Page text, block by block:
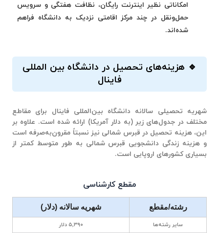
امکاناتی نظیر اینترنت رایگان، نظافت هفتگی و سرویس
حمل‌ونقل در چند مرکز اقامتی نزدیک به دانشگاه فراهم
شده‌اند.
🔹 هزینه‌های تحصیل در دانشگاه بین المللی
فاینال
شهریه تحصیلی سالانه دانشگاه بین‌المللی فاینال برای مقاطع
مختلف در جدول‌های زیر (به دلار آمریکا) ارائه شده است. علاوه بر
این، هزینه تحصیل در قبرس شمالی نیز نسبتاً مقرون‌به‌صرفه است
و هزینه زندگی دانشجویی قبرس شمالی به طور متوسط کمتر از
بسیاری کشورهای اروپایی است.
مقطع کارشناسی
رشته/مقطع شهریه سالانه (دلار)
سایر رشته‌ها
۵٬۳۹۰ دلار